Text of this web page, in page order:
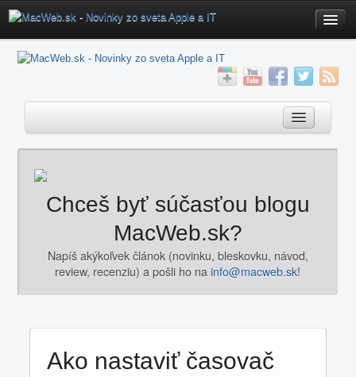
Poradňa
Mac OS X Aplikácie
Klávesové Skratky
Redakcia
Mac
Aktualizácie
Software
Chceš byť súčasťou blogu
MacWeb.sk?
Napíš akýkoľvek článok (novinku, bleskovku, návod,
review, recenziu) a pošli ho nainfo@macweb.sk!
Ako nastaviť časovač